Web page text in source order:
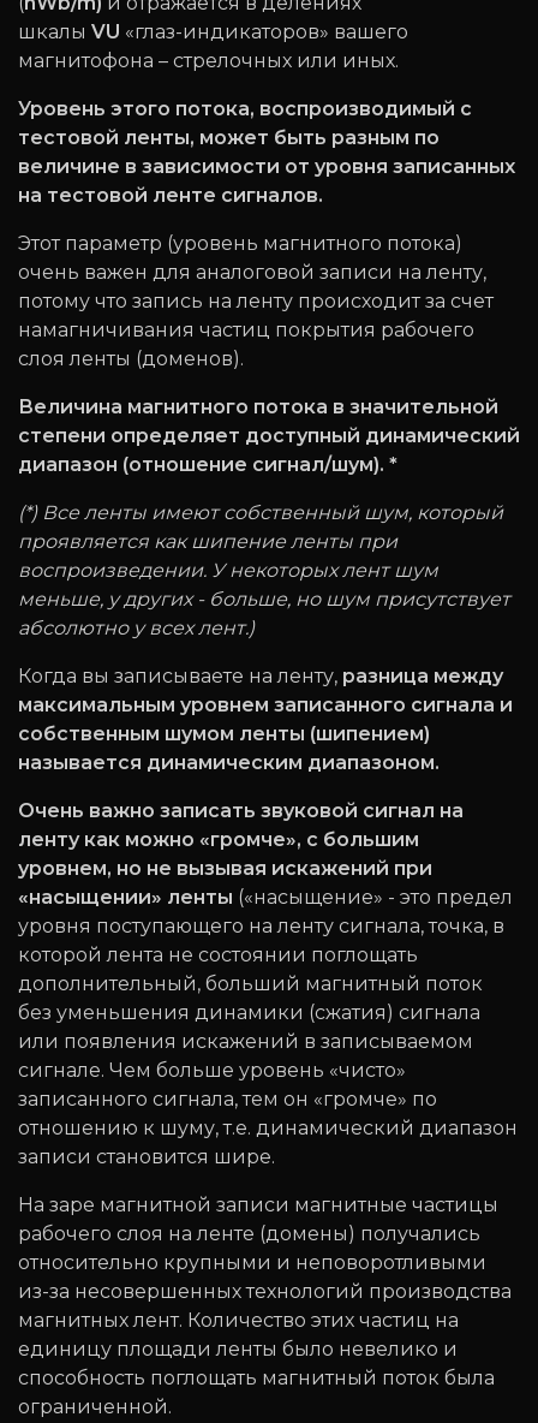
шкалы VU «глаз-индикаторов» вашего
магнитофона – стрелочных или иных.
Уровень этого потока, воспроизводимый с
тестовой ленты, может быть разным по
величине в зависимости от уровня записанных
на тестовой ленте сигналов.
Этот параметр (уровень магнитного потока)
очень важен для аналоговой записи на ленту,
потому что запись на ленту происходит за счет
намагничивания частиц покрытия рабочего
слоя ленты (доменов).
Величина магнитного потока в значительной
степени определяет доступный динамический
диапазон (отношение сигнал/шум). *
(*) Все ленты имеют собственный шум, который
проявляется как шипение ленты при
воспроизведении. У некоторых лент шум
меньше, у других - больше, но шум присутствует
абсолютно у всех лент.)
Когда вы записываете на ленту, разница между
максимальным уровнем записанного сигнала и
собственным шумом ленты (шипением)
называется динамическим диапазоном.
Очень важно записать звуковой сигнал на
ленту как можно «громче», с большим
уровнем, но не вызывая искажений при
«насыщении» ленты («насыщение» - это предел
уровня поступающего на ленту сигнала, точка, в
которой лента не состоянии поглощать
дополнительный, больший магнитный поток
без уменьшения динамики (сжатия) сигнала
или появления искажений в записываемом
сигнале. Чем больше уровень «чисто»
записанного сигнала, тем он «громче» по
отношению к шуму, т.е. динамический диапазон
записи становится шире.
На заре магнитной записи магнитные частицы
рабочего слоя на ленте (домены) получались
относительно крупными и неповоротливыми
из-за несовершенных технологий производства
магнитных лент. Количество этих частиц на
единицу площади ленты было невелико и
способность поглощать магнитный поток была
ограниченной.